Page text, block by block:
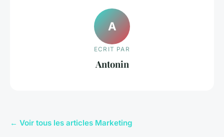
A
ECRIT PAR
Antonin
← Voir tous les articles Marketing